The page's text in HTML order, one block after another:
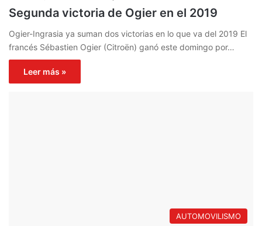
Segunda victoria de Ogier en el 2019
Ogier-Ingrasia ya suman dos victorias en lo que va del 2019 El
francés Sébastien Ogier (Citroën) ganó este domingo por…
Leer más »
AUTOMOVILISMO